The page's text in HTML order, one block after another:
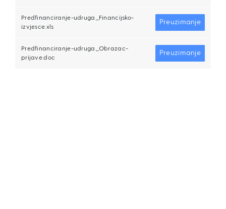
Predfinanciranje-udruga_Financijsko-
izvjesce.xls
Preuzimanje
Predfinanciranje-udruga_Obrazac-
prijave.doc
Preuzimanje